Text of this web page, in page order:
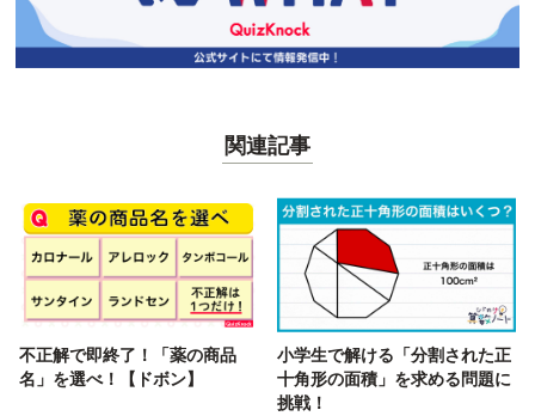
関連記事
不正解で即終了！「薬の商品
名」を選べ！【ドボン】
小学生で解ける「分割された正
十角形の面積」を求める問題に
挑戦！